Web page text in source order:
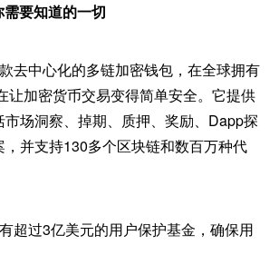
要知道的一切
去中心化的多链加密钱包，在全球拥有
让加密货币交易变得简单安全。它提供
场洞察、掉期、质押、奖励、Dapp探
并支持130多个区块链和数百万种代
超过3亿美元的用户保护基金，确保用